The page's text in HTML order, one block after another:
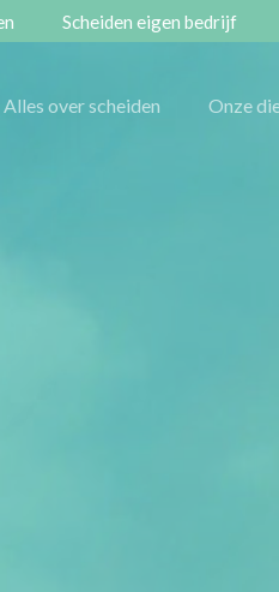
Scheiden eigen bedrijf
Alles over scheiden Onze